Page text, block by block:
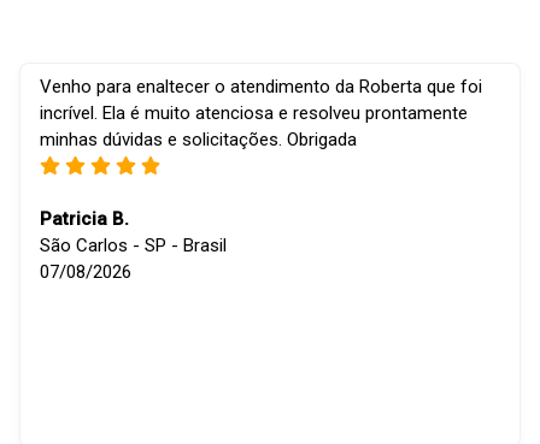
Venho para enaltecer o atendimento da Roberta que foi
incrível. Ela é muito atenciosa e resolveu prontamente
minhas dúvidas e solicitações. Obrigada
Patricia B.
São Carlos - SP - Brasil
07/08/2026